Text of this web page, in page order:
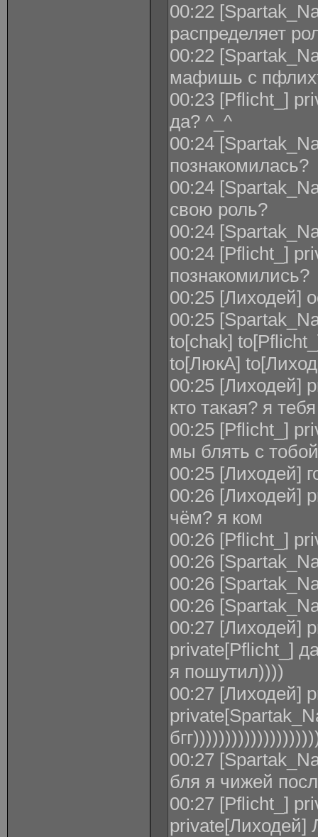
00:22
распределяет
00:22
мафишь с
00:23 [Pflicht_]
да? ^_^
00:24
познакомилась?
00:24
свою роль?
00:24
00:24 [Pflicht_]
познакомились?
00:25 [Лиходей]
00:25
to[chak]
to[ЛюкА]
00:25 [Лиходей]
кто такая? я
00:25 [Pflicht_]
мы блять с тобой
00:25 [Лиходей]
00:26 [Лиходей]
чём? я ком
00:26 [Pflicht_]
00:26
00:26
00:26
00:27 [Лиходей]
private[Pflicht_]
я пошутил))))
00:27 [Лиходей]
00:27
бля я чижей
00:27 [Pflicht_]
private[Лиходей]